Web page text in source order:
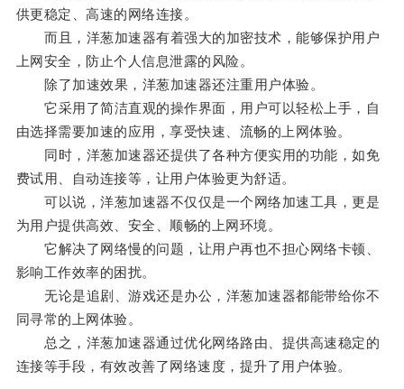
供更稳定、高速的网络连接。
而且，洋葱加速器有着强大的加密技术，能够保护用户
上网安全，防止个人信息泄露的风险。
除了加速效果，洋葱加速器还注重用户体验。
它采用了简洁直观的操作界面，用户可以轻松上手，自
由选择需要加速的应用，享受快速、流畅的上网体验。
同时，洋葱加速器还提供了各种方便实用的功能，如免
费试用、自动连接等，让用户体验更为舒适。
可以说，洋葱加速器不仅仅是一个网络加速工具，更是
为用户提供高效、安全、顺畅的上网环境。
它解决了网络慢的问题，让用户再也不担心网络卡顿、
影响工作效率的困扰。
无论是追剧、游戏还是办公，洋葱加速器都能带给你不
同寻常的上网体验。
总之，洋葱加速器通过优化网络路由、提供高速稳定的
连接等手段，有效改善了网络速度，提升了用户体验。